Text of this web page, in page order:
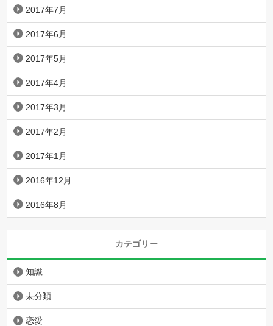
2017年7月
2017年6月
2017年5月
2017年4月
2017年3月
2017年2月
2017年1月
2016年12月
2016年8月
カテゴリー
知識
未分類
恋愛